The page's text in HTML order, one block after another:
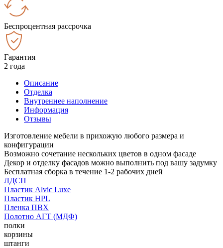
Беспроцентная рассрочка
Гарантия
2 года
Описание
Отделка
Внутреннее наполнение
Информация
Отзывы
Изготовление мебели в прихожую любого размера и
конфигурации
Возможно сочетание нескольких цветов в одном фасаде
Декор и отделку фасадов можно выполнить под вашу задумку
Бесплатная сборка в течение 1-2 рабочих дней
ЛДСП
Пластик Alvic Luxe
Пластик HPL
Пленка ПВХ
Полотно АГТ (МДФ)
полки
корзины
штанги